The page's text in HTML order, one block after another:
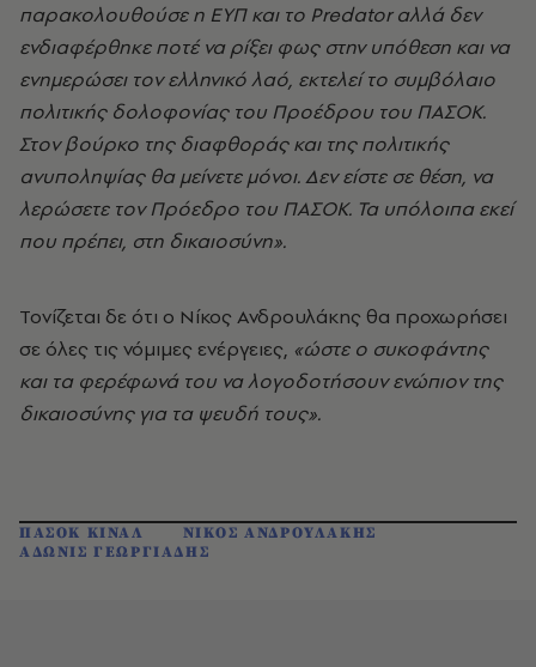
παρακολουθούσε η ΕΥΠ και το Predator αλλά δεν
ενδιαφέρθηκε ποτέ να ρίξει φως στην υπόθεση και να
ενημερώσει τον ελληνικό λαό, εκτελεί το συμβόλαιο
πολιτικής δολοφονίας του Προέδρου του ΠΑΣΟΚ.
Στον βούρκο της διαφθοράς και της πολιτικής
ανυποληψίας θα μείνετε μόνοι. Δεν είστε σε θέση, να
λερώσετε τον Πρόεδρο του ΠΑΣΟΚ. Τα υπόλοιπα εκεί
που πρέπει, στη δικαιοσύνη».
Τονίζεται δε ότι ο Νίκος Ανδρουλάκης θα προχωρήσει
σε όλες τις νόμιμες ενέργειες, «ώστε ο συκοφάντης
και τα φερέφωνά του να λογοδοτήσουν ενώπιον της
δικαιοσύνης για τα ψευδή τους».
ΠΑΣΟΚ ΚΙΝΑΛ
ΝΙΚΟΣ ΑΝΔΡΟΥΛΑΚΗΣ
ΑΔΩΝΙΣ ΓΕΩΡΓΙΑΔΗΣ